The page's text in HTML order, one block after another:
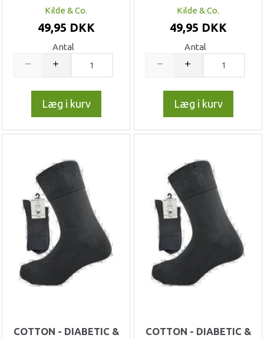
Kilde & Co.
49,95 DKK
Antal
Læg i kurv
Kilde & Co.
49,95 DKK
Antal
Læg i kurv
COTTON - DIABETIC &
COTTON - DIABETIC &